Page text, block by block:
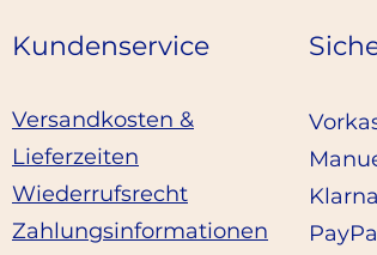
Kundenservice
Versandkosten &
Lieferzeiten
Wiederrufsrecht
Zahlungsinformationen
Klarna